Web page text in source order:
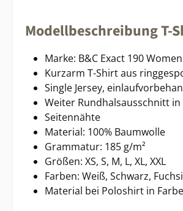
Modellbeschreibung T-
Marke: B&C Exact 190 Women
Kurzarm T-Shirt aus
Single Jersey,
Weiter Rundhalsausschnitt in
Seitennähte
Material: 100% Baumwolle
Grammatur: 185 g/m²
Größen: XS, S, M, L, XL, XXL
Farben: Weiß, Schwarz,
Material bei Poloshirt in